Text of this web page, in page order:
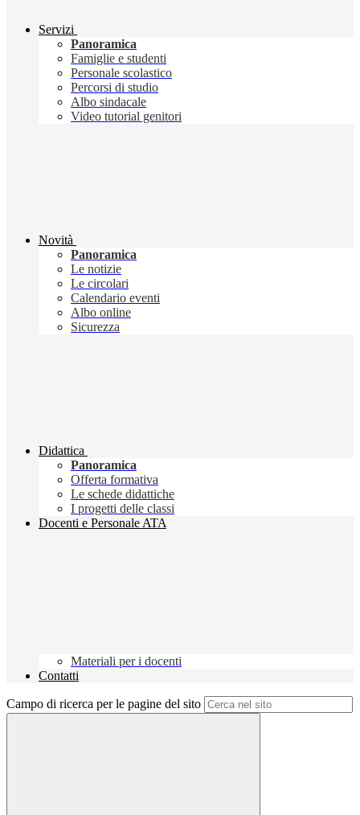
Servizi
Panoramica
Famiglie e studenti
Personale scolastico
Percorsi di studio
Albo sindacale
Video tutorial genitori
Novità
Panoramica
Le notizie
Le circolari
Calendario eventi
Albo online
Sicurezza
Didattica
Panoramica
Offerta formativa
Le schede didattiche
I progetti delle classi
Docenti e Personale ATA
Materiali per i docenti
Contatti
Campo di ricerca per le pagine del sito